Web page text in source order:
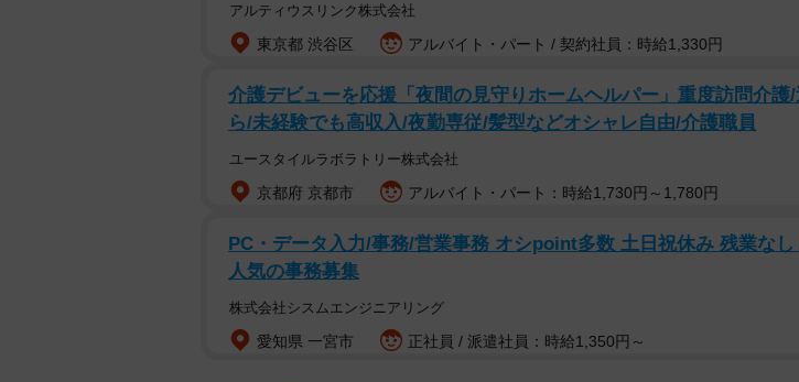
アルティウスリンク株式会社
東京都 渋谷区 アルバイト・パート / 契約社員：時給1,330円
介護デビューを応援「夜間の見守りホームヘルパー」重度訪問介護
ら/未経験でも高収入/夜勤専従/髪型などオシャレ自由/介護職員
ユースタイルラボラトリー株式会社
京都府 京都市 アルバイト・パート：時給1,730円～1,780円
PC・データ入力/事務/営業事務 オシpoint多数 土日祝休み 残業な
人気の事務募集
株式会社シスムエンジニアリング
愛知県 一宮市 正社員 / 派遣社員：時給1,350円～